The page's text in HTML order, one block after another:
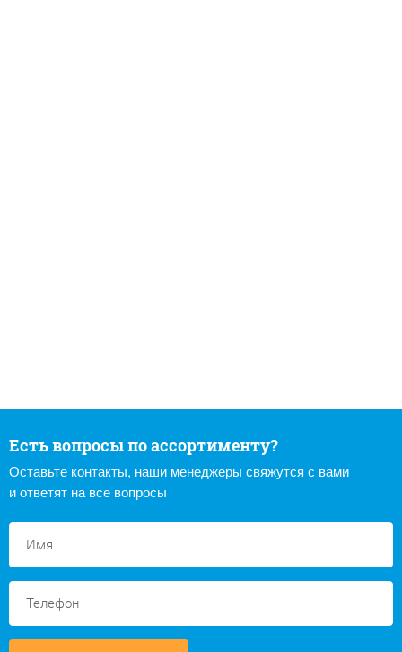
Есть вопросы по ассортименту?
Оставьте контакты, наши менеджеры свяжутся с вами
и ответят на все вопросы